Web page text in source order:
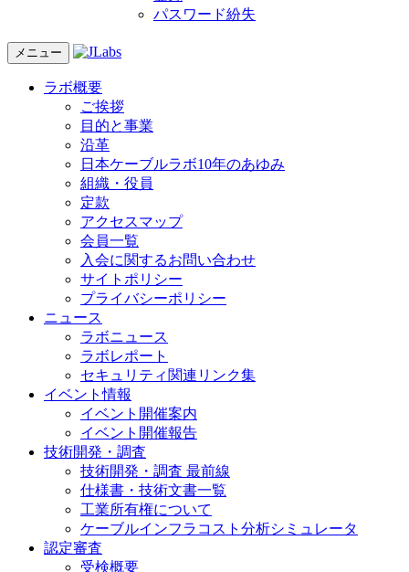
パスワード紛失
メニュー
ラボ概要
ご挨拶
目的と事業
沿革
日本ケーブルラボ10年のあゆみ
組織・役員
定款
アクセスマップ
会員一覧
入会に関するお問い合わせ
サイトポリシー
プライバシーポリシー
ニュース
ラボニュース
ラボレポート
セキュリティ関連リンク集
イベント情報
イベント開催案内
イベント開催報告
技術開発・調査
技術開発・調査 最前線
仕様書・技術文書一覧
工業所有権について
ケーブルインフラコスト分析シミュレータ
認定審査
受検概要